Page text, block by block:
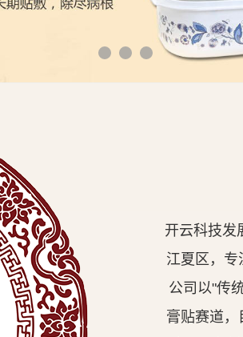
开云科技发
江夏区，
公司以"传
膏贴赛道